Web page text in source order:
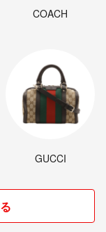
COACH
GUCCI